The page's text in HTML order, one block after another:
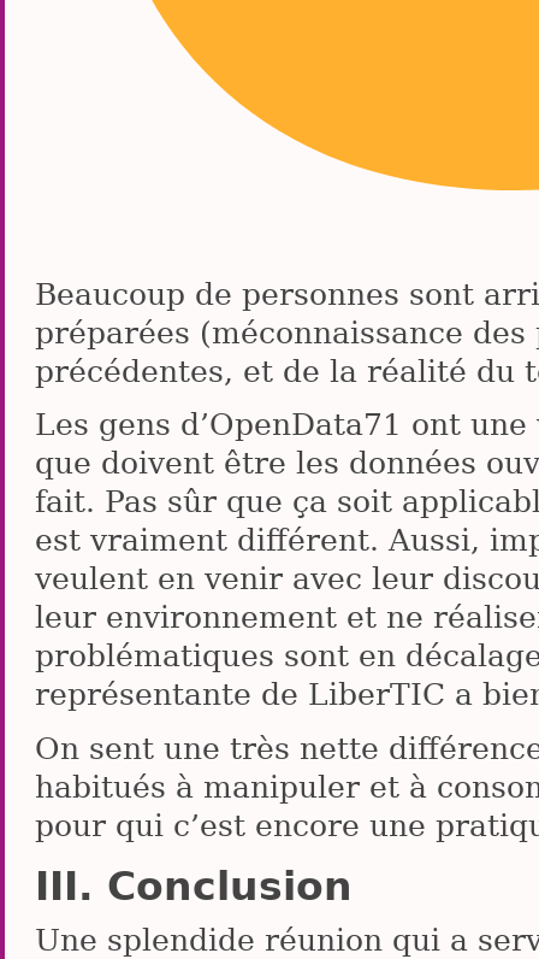
Beaucoup de personnes sont
préparées (méconnaissance
précédentes, et de la réalité du
Les gens d’OpenData71 ont
que doivent être les données
fait. Pas sûr que ça soit
est vraiment différent. Aussi,
veulent en venir avec leur
leur environnement et ne
problématiques sont en
représentante de LiberTIC a
On sent une très nette
habitués à manipuler et à
pour qui c’est encore une
Conclusion
Une splendide réunion qui a